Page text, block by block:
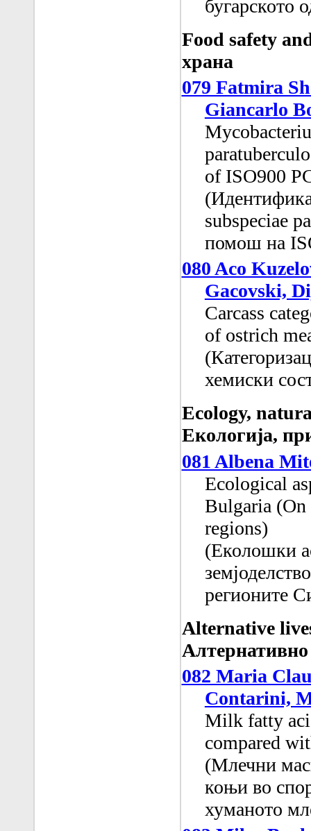
бугарското
Food safety
храна
079 Fatmira
Giancarlo
of ISO900
subspeciae
помош на
080 Aco
Gacovski,
Carcass
of ostrich
хемиски
Еcology,
Екологија,
081 Albena
Ecological
Bulgaria
regions)
(Еколошки
регионите
Alternative
Алтернативно
082 Maria
Contarini,
Milk fatty
compared
(Млечни
коњи во
хуманото